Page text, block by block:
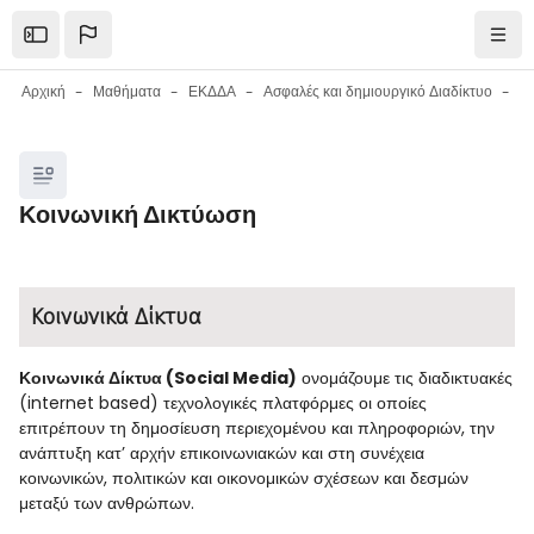
Open the sidebar
Αρχική Μαθήματα ΕΚΔΔΑ Ασφαλές και δημιουργικό Διαδίκτυο
Μπλοκ
Κοινωνική Δικτύωση
Μπλοκ
Κοινωνικά Δίκτυα
Κοινωνικά Δίκτυα (Social Media) ονομάζουμε τις διαδικτυακές
(internet based) τεχνολογικές πλατφόρμες οι οποίες
επιτρέπουν τη δημοσίευση περιεχομένου και πληροφοριών, την
ανάπτυξη κατ’ αρχήν επικοινωνιακών και στη συνέχεια
κοινωνικών, πολιτικών και οικονομικών σχέσεων και δεσμών
μεταξύ των ανθρώπων.